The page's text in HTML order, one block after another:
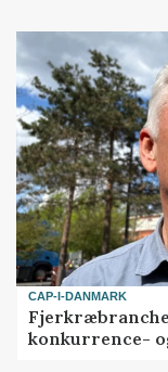
CAP-I-DANMARK
konkurrence-